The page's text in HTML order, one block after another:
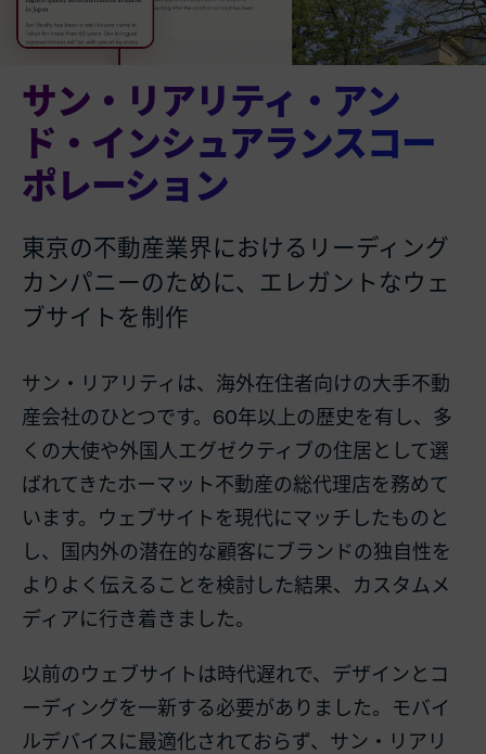
サン・リアリティ・アン
ド・インシュアランスコー
ポレーション
東京の不動産業界におけるリーディング
カンパニーのために、エレガントなウェ
ブサイトを制作
サン・リアリティは、海外在住者向けの大手不動
産会社のひとつです。60年以上の歴史を有し、多
くの大使や外国人エグゼクティブの住居として選
ばれてきたホーマット不動産の総代理店を務めて
います。ウェブサイトを現代にマッチしたものと
し、国内外の潜在的な顧客にブランドの独自性を
よりよく伝えることを検討した結果、カスタムメ
ディアに行き着きました。
以前のウェブサイトは時代遅れで、デザインとコ
ーディングを一新する必要がありました。モバイ
ルデバイスに最適化されておらず、サン・リアリ